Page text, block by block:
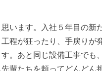
います。入社５年目の新
程が狂ったり、手戻りが
。あと同じ設備工事でも
輩たちを頼ってどんどん